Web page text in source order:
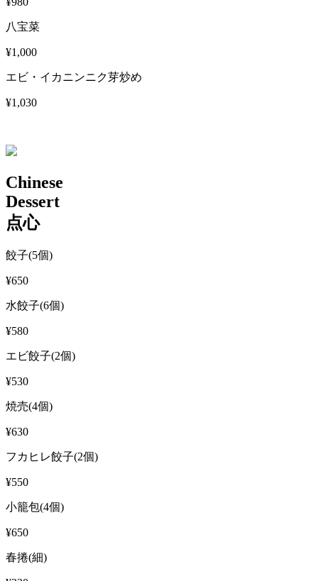
八宝菜
¥1,000
エビ・イカニンニク芽炒め
¥1,030
Chinese
Dessert
点心
餃子(5個)
¥650
水餃子(6個)
¥580
エビ餃子(2個)
¥530
焼売(4個)
¥630
フカヒレ餃子(2個)
¥550
小籠包(4個)
¥650
春捲(細)